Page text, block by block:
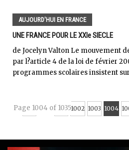
AUJOURD'HUI EN FRANCE
UNE FRANCE POUR LE XXIe SIECLE
de Jocelyn Valton Le mouvement
par l?article 4 de la loi de février
programmes scolaires insistent
Page 1004 of 1035
... 1002 1003 1004